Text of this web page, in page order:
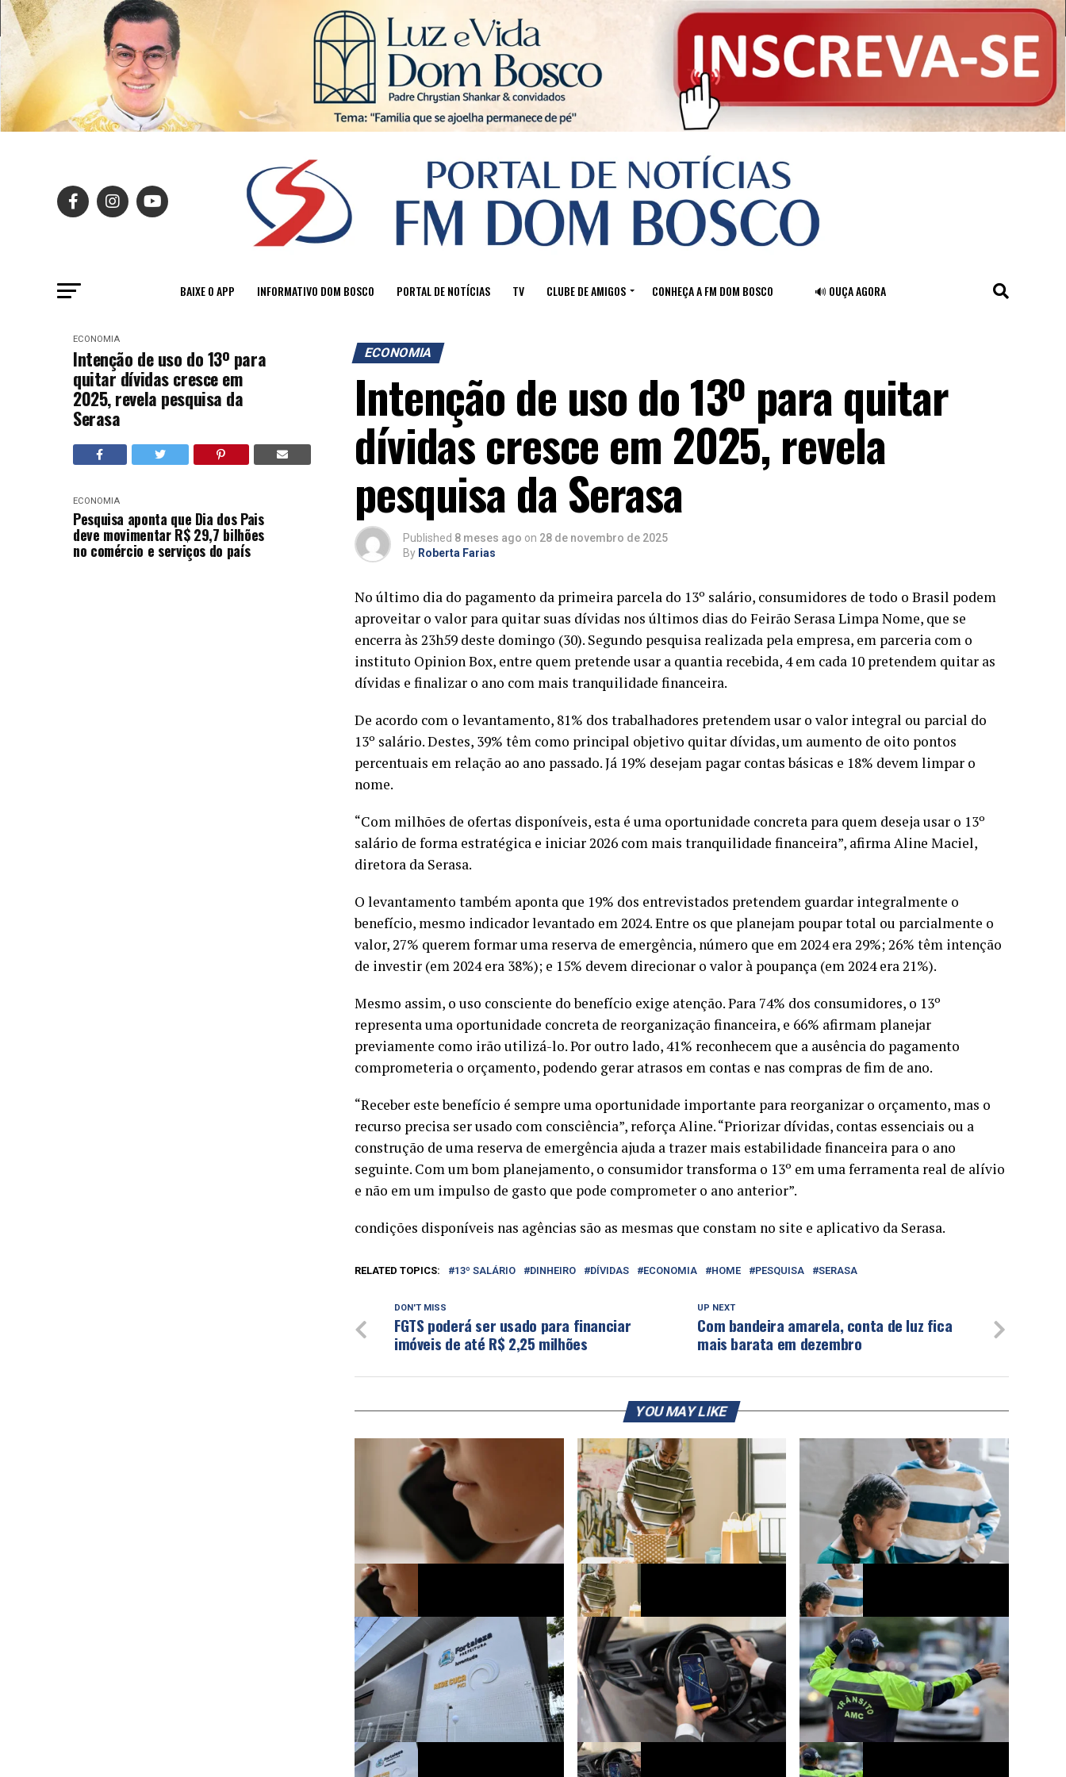
BAIXE O APP INFORMATIVO DOM BOSCO PORTAL DE NOTÍCIAS TV CLUBE DE AMIGOS CONHEÇA A FM DOM BOSCO 🔊 OUÇA AGORA
ECONOMIA
Intenção de uso do 13º para
quitar dívidas cresce em
2025, revela pesquisa da
Serasa
ECONOMIA
Pesquisa aponta que Dia dos Pais
deve movimentar R$ 29,7 bilhões
no comércio e serviços do país
ECONOMIA
Intenção de uso do 13º para quitar
dívidas cresce em 2025, revela
pesquisa da Serasa
Published 8 meses ago on 28 de novembro de 2025
By Roberta Farias
No último dia do pagamento da primeira parcela do 13º salário, consumidores de todo o Brasil podem
aproveitar o valor para quitar suas dívidas nos últimos dias do Feirão Serasa Limpa Nome, que se
encerra às 23h59 deste domingo (30). Segundo pesquisa realizada pela empresa, em parceria com o
instituto Opinion Box, entre quem pretende usar a quantia recebida, 4 em cada 10 pretendem quitar as
dívidas e finalizar o ano com mais tranquilidade financeira.
De acordo com o levantamento, 81% dos trabalhadores pretendem usar o valor integral ou parcial do
13º salário. Destes, 39% têm como principal objetivo quitar dívidas, um aumento de oito pontos
percentuais em relação ao ano passado. Já 19% desejam pagar contas básicas e 18% devem limpar o
nome.
“Com milhões de ofertas disponíveis, esta é uma oportunidade concreta para quem deseja usar o 13º
salário de forma estratégica e iniciar 2026 com mais tranquilidade financeira”, afirma Aline Maciel,
diretora da Serasa.
O levantamento também aponta que 19% dos entrevistados pretendem guardar integralmente o
benefício, mesmo indicador levantado em 2024. Entre os que planejam poupar total ou parcialmente o
valor, 27% querem formar uma reserva de emergência, número que em 2024 era 29%; 26% têm intenção
de investir (em 2024 era 38%); e 15% devem direcionar o valor à poupança (em 2024 era 21%).
Mesmo assim, o uso consciente do benefício exige atenção. Para 74% dos consumidores, o 13º
representa uma oportunidade concreta de reorganização financeira, e 66% afirmam planejar
previamente como irão utilizá-lo. Por outro lado, 41% reconhecem que a ausência do pagamento
comprometeria o orçamento, podendo gerar atrasos em contas e nas compras de fim de ano.
“Receber este benefício é sempre uma oportunidade importante para reorganizar o orçamento, mas o
recurso precisa ser usado com consciência”, reforça Aline. “Priorizar dívidas, contas essenciais ou a
construção de uma reserva de emergência ajuda a trazer mais estabilidade financeira para o ano
seguinte. Com um bom planejamento, o consumidor transforma o 13º em uma ferramenta real de alívio
e não em um impulso de gasto que pode comprometer o ano anterior”.
condições disponíveis nas agências são as mesmas que constam no site e aplicativo da Serasa.
RELATED TOPICS: 13º SALÁRIO DINHEIRO DÍVIDAS ECONOMIA HOME PESQUISA SERASA
UP NEXT
Com bandeira amarela, conta de luz fica
mais barata em dezembro
DON'T MISS
FGTS poderá ser usado para financiar
imóveis de até R$ 2,25 milhões
YOU MAY LIKE
Bloqueio de chamadas indesejadas
avança para novas regras de
verificação
Pesquisa aponta que Dia dos Pais deve
movimentar R$ 29,7 bilhões no
comércio e serviços do país
Escolas ampliam ações de
conscientização sobre o uso de
tecnologias digitais e saúde mental dos
alunos
Sair da versão mobile